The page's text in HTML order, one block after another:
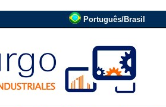
Português/Brasil